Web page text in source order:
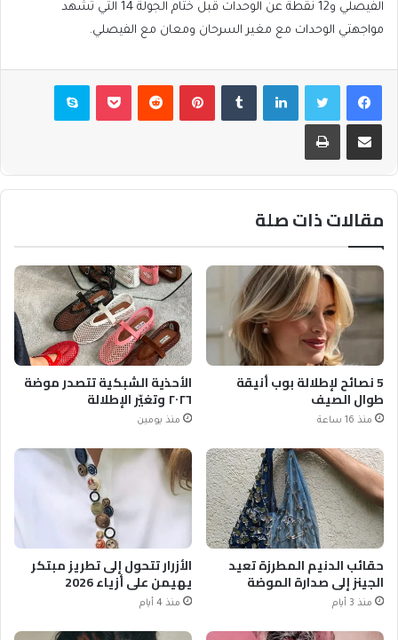
الفيصلي و12 نقطة عن الوحدات قبل ختام الجولة 14 التي تشهد
مواجهتي الوحدات مع مغير السرحان ومعان مع الفيصلي.
فيسبوكتويتر لينكدإن بينتيريست بوكيت سكايب
مشاركة عبر البريد طباعة
مقالات ذات صلة
5 نصائح لإطلالة بوب أنيقة
طوال الصيف
منذ 16 ساعة
الأحذية الشبكية تتصدر موضة
٢٠٢٦ وتغيّر الإطلالة
منذ يومين
حقائب الدنيم المطرزة تعيد
الجينز إلى صدارة الموضة
منذ 3 أيام
الأزرار تتحول إلى تطريز مبتكر
يهيمن على أزياء 2026
منذ 4 أيام